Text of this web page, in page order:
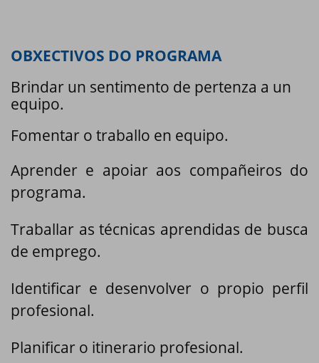
OBXECTIVOS DO PROGRAMA
Brindar un sentimento de pertenza a un
equipo.
Fomentar o traballo en equipo.
Aprender e apoiar aos compañeiros do
programa.
Traballar as técnicas aprendidas de busca
de emprego.
Identificar e desenvolver o propio perfil
profesional.
Planificar o itinerario profesional.